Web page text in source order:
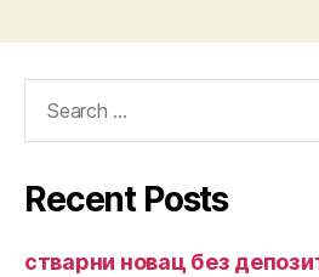
Recent Posts
стварни новац без